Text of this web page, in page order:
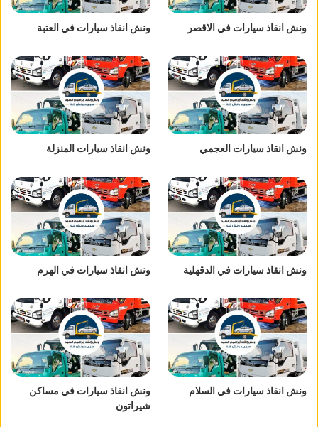
ونش انقاذ سيارات في الاقصر ونش انقاذ سيارات في العتبة
ونش انقاذ سيارات العجمي ونش انقاذ سيارات المنزلة
ونش انقاذ سيارات في الدقهلية ونش انقاذ سيارات في الهرم
ونش انقاذ سيارات في السلام
ونش انقاذ سيارات في مساكن
شيراتون